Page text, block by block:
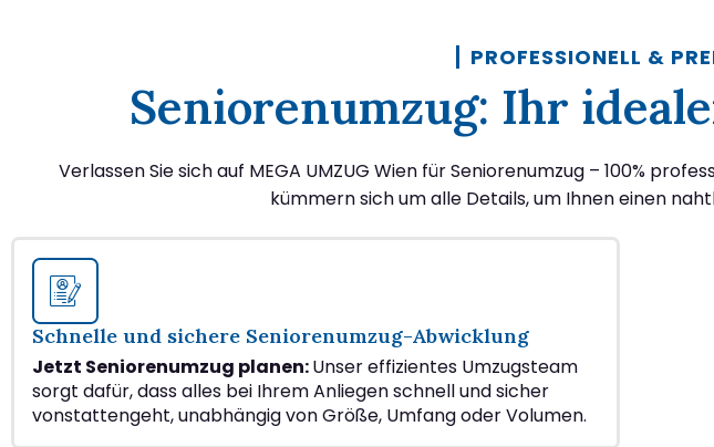
PROFESSIONELL &
Seniorenumzug: Ihr
Verlassen Sie sich auf MEGA UMZUG Wien für Seniorenumzug – 100%
kümmern sich um alle Details, um Ihnen einen
Schnelle und sichere Seniorenumzug-Abwicklung
Jetzt Seniorenumzug planen:Unser effizientes Umzugsteam
sorgt dafür, dass alles bei Ihrem Anliegen schnell und sicher
vonstattengeht, unabhängig von Größe, Umfang oder Volumen.